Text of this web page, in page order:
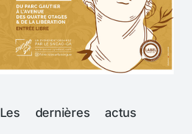
Les dernières actus